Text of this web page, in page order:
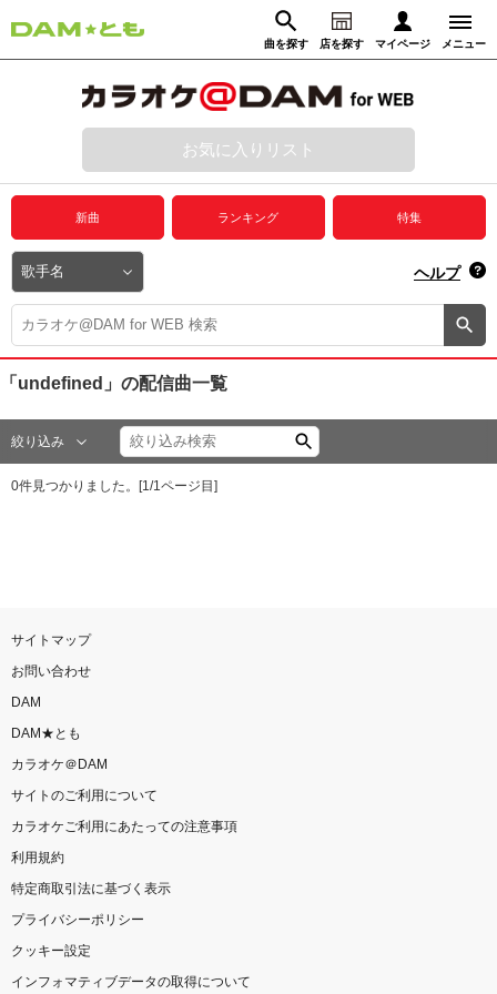
曲を探す 店を探す マイページ メニュー
動画からさがす 録音からさがす
ログイン
プレミアムサービス
DAM★とも動画
DAM★とも録音
カラオケ＠DAM
ユーザー検索
家族や友達と一緒に！練習にも！
お気に入りリスト
新曲 ランキング 特集
ヘルプ
「undefined」 の配信曲一覧
絞り込み
0件見つかりました。[1 /1 ページ目]
サイトマップ
お問い合わせ
DAM
DAM★とも
カラオケ＠DAM
サイトのご利用について
カラオケご利用にあたっての注意事項
利用規約
特定商取引法に基づく表示
プライバシーポリシー
クッキー設定
インフォマティブデータの取得について